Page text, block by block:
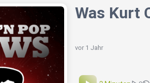
Was Kurt
vor 1 Jahr